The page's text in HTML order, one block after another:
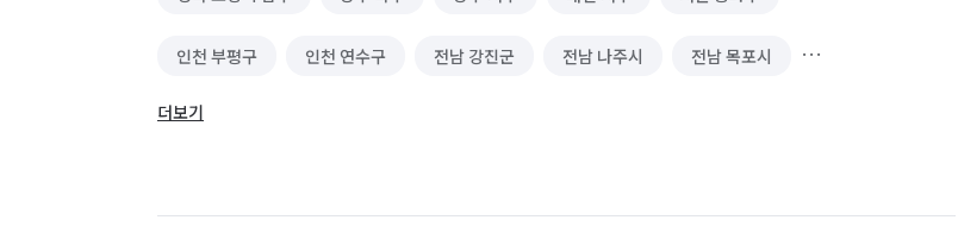
인천 부평구 인천 연수구 전남 강진군 전남 나주시 전남 목포시
전남 무안군
더보기